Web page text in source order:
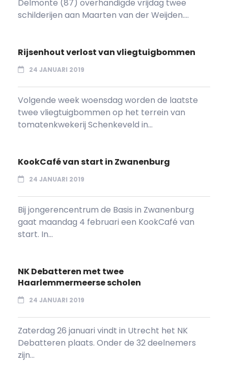
Delmonte (87) overhandigde vrijdag twee
schilderijen aan Maarten van der Weijden....
Rijsenhout verlost van vliegtuigbommen
24 JANUARI 2019
Volgende week woensdag worden de laatste
twee vliegtuigbommen op het terrein van
tomatenkwekerij Schenkeveld in...
KookCafé van start in Zwanenburg
24 JANUARI 2019
Bij jongerencentrum de Basis in Zwanenburg
gaat maandag 4 februari een KookCafé van
start. In...
NK Debatteren met twee
Haarlemmermeerse scholen
24 JANUARI 2019
Zaterdag 26 januari vindt in Utrecht het NK
Debatteren plaats. Onder de 32 deelnemers
zijn...